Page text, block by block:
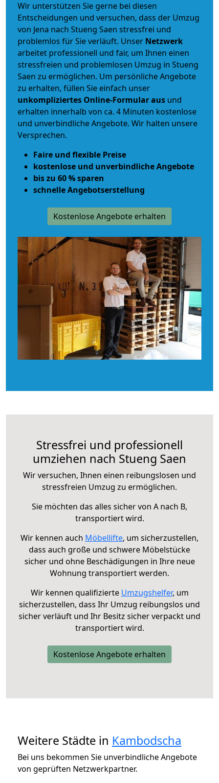
Wir unterstützen Sie gerne bei diesen
Entscheidungen und versuchen, dass der Umzug
von Jena nach Stueng Saen stressfrei und
problemlos für Sie verläuft. Unser Netzwerk
arbeitet professionell und fair, um Ihnen einen
stressfreien und problemlosen Umzug in Stueng
Saen zu ermöglichen. Um persönliche Angebote
zu erhalten, füllen Sie einfach unser
unkompliziertes Online-Formular aus und
erhalten innerhalb von ca. 4 Minuten kostenlose
und unverbindliche Angebote. Wir halten unsere
Versprechen.
Faire und flexible Preise
kostenlose und unverbindliche Angebote
bis zu 60 % sparen
schnelle Angebotserstellung
Kostenlose Angebote erhalten
Stressfrei und professionell
umziehen nach Stueng Saen
Wir versuchen, Ihnen einen reibungslosen und
stressfreien Umzug zu ermöglichen.
Sie möchten das alles sicher von A nach B,
transportiert wird.
Wir kennen auch Möbellifte, um sicherzustellen,
dass auch große und schwere Möbelstücke
sicher und ohne Beschädigungen in Ihre neue
Wohnung transportiert werden.
Wir kennen qualifizierte Umzugshelfer, um
sicherzustellen, dass Ihr Umzug reibungslos und
sicher verläuft und Ihr Besitz sicher verpackt und
transportiert wird.
Kostenlose Angebote erhalten
Weitere Städte in Kambodscha
Bei uns bekommen Sie unverbindliche Angebote
von geprüften Netzwerkpartner.